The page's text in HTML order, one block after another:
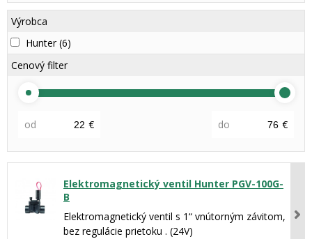
Výrobca
Hunter(6)
Cenový filter
od € do €
Elektromagnetický ventil Hunter PGV-100G-
B
Elektromagnetický ventil s 1“ vnútorným závitom,
bez regulácie prietoku . (24V)